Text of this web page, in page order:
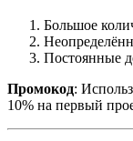
Большое
Постоянные
Промокод:
10% на первый